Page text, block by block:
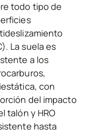
todo tipo de
La suela es
a los
con
del impacto
talón y HRO
hasta